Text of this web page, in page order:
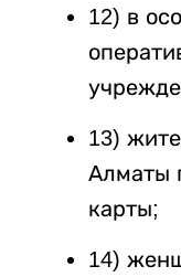
12) в
13)
Алматы
карты;
14)